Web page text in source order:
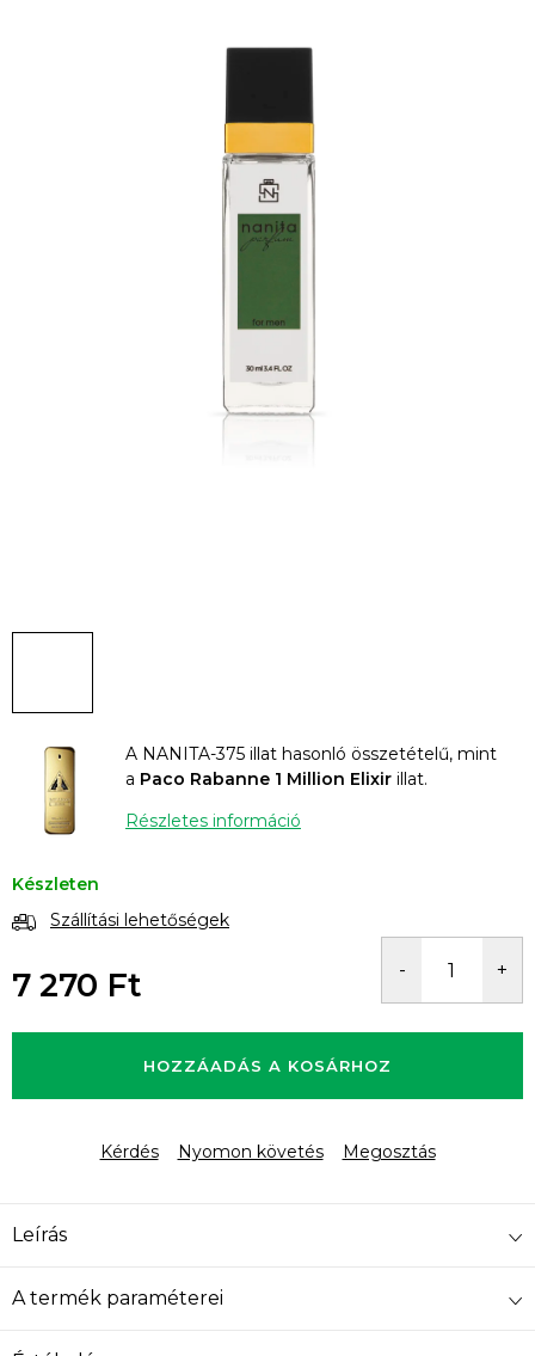
A NANITA-375 illat hasonló összetételű, mint
a Paco Rabanne 1 Million Elixir illat.
Részletes információ
Készleten
Szállítási lehetőségek
7 270 Ft
HOZZÁADÁS A KOSÁRHOZ
Kérdés Nyomon követés Megosztás
Leírás
A termék paraméterei